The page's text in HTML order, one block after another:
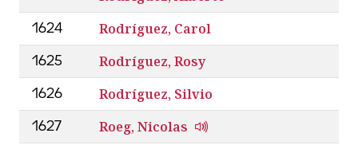
1624 Rodríguez, Carol
1625 Rodríguez, Rosy
1626 Rodríguez, Silvio
1627 Roeg, Nicolas